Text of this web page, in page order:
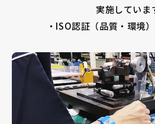
実施していま
・ISO認証（品質・環境